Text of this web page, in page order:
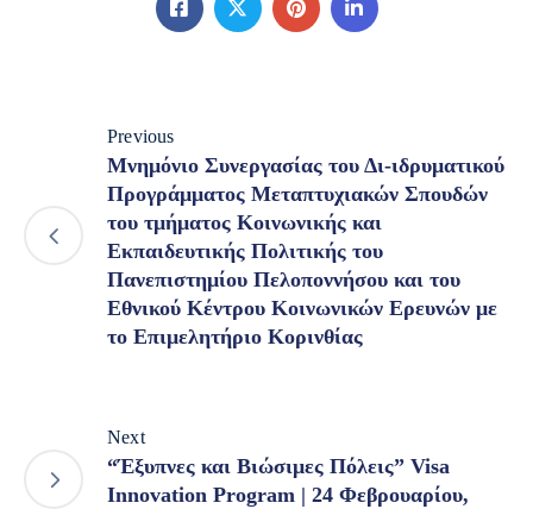
Previous
Μνημόνιο Συνεργασίας του Δι-ιδρυματικού
Προγράμματος Μεταπτυχιακών Σπουδών
του τμήματος Κοινωνικής και
Εκπαιδευτικής Πολιτικής του
Πανεπιστημίου Πελοποννήσου και του
Εθνικού Κέντρου Κοινωνικών Ερευνών με
το Επιμελητήριο Κορινθίας
Next
“Έξυπνες και Βιώσιμες Πόλεις” Visa
Innovation Program | 24 Φεβρουαρίου,